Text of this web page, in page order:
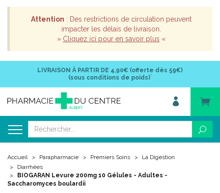
Attention : Des restrictions de circulation peuvent
impacter les délais de livraison.
» Cliquez ici pour en savoir plus «
LIVRAISON À PARTIR DE 4,90€ (offerte dès 59€)
(sous conditions de poids)*
Accueil Parapharmacie Premiers Soins
La Digestion
Diarrhées
BIOGARAN Levure 200mg 10 Gélules - Adultes -
Saccharomyces boulardii